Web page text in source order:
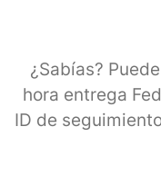
¿Sabías?
hora entrega
ID de